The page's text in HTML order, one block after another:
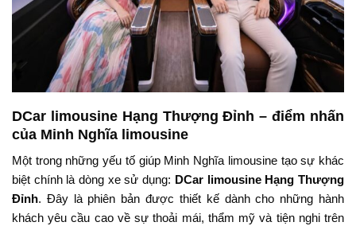
DCar limousine Hạng Thượng Đỉnh – điểm nhấn
của Minh Nghĩa limousine
Một trong những yếu tố giúp Minh Nghĩa limousine tạo sự khác
biệt chính là dòng xe sử dụng: DCar limousine Hạng Thượng
Đỉnh. Đây là phiên bản được thiết kế dành cho những hành
khách yêu cầu cao về sự thoải mái, thẩm mỹ và tiện nghi trên